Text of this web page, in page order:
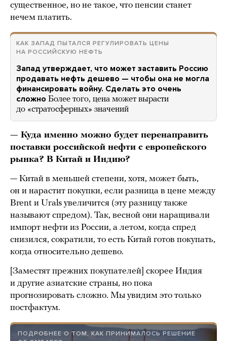
существенное, но не такое, что пенсии станет
нечем платить.
КАК ЗАПАД ПЫТАЛСЯ РЕГУЛИРОВАТЬ ЦЕНЫ
НА РОССИЙСКУЮ НЕФТЬ
Запад утверждает, что может заставить Россию
продавать нефть дешево — чтобы она не могла
финансировать войну. Сделать это очень
сложно Более того, цена может вырасти
до «стратосферных» значений
— Куда именно можно будет перенаправить
поставки российской нефти с европейского
рынка? В Китай и Индию?
— Китай в меньшей степени, хотя, может быть,
он и нарастит покупки, если разница в цене между
Brent и Urals увеличится (эту разницу также
называют спредом). Так, весной они наращивали
импорт нефти из России, а летом, когда спред
снизился, сократили, то есть Китай готов покупать,
когда относительно дешево.
[Заместят прежних покупателей] скорее Индия
и другие азиатские страны, но пока
прогнозировать сложно. Мы увидим это только
постфактум.
ПОДРОБНЕЕ О ТОМ, КАК ПРИНИМАЛОСЬ РЕШЕНИЕ